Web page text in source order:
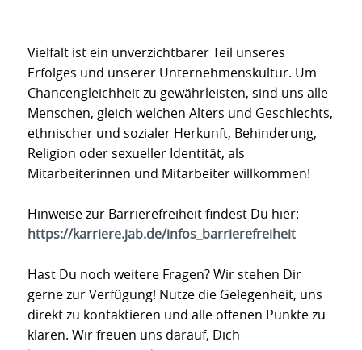
Vielfalt ist ein unverzichtbarer Teil unseres
Erfolges und unserer Unternehmenskultur. Um
Chancengleichheit zu gewährleisten, sind uns alle
Menschen, gleich welchen Alters und Geschlechts,
ethnischer und sozialer Herkunft, Behinderung,
Religion oder sexueller Identität, als
Mitarbeiterinnen und Mitarbeiter willkommen!
Hinweise zur Barrierefreiheit findest Du hier:
https://karriere.jab.de/infos_barrierefreiheit
Hast Du noch weitere Fragen? Wir stehen Dir
gerne zur Verfügung! Nutze die Gelegenheit, uns
direkt zu kontaktieren und alle offenen Punkte zu
klären. Wir freuen uns darauf, Dich